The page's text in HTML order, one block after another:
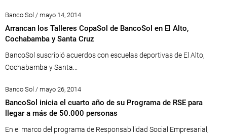
Banco Sol / mayo 14, 2014
Arrancan los Talleres CopaSol de BancoSol en El Alto,
Cochabamba y Santa Cruz
BancoSol suscribió acuerdos con escuelas deportivas de El Alto,
Cochabamba y Santa...
Banco Sol / mayo 26, 2014
BancoSol inicia el cuarto año de su Programa de RSE para
llegar a más de 50.000 personas
En el marco del programa de Responsabilidad Social Empresarial,